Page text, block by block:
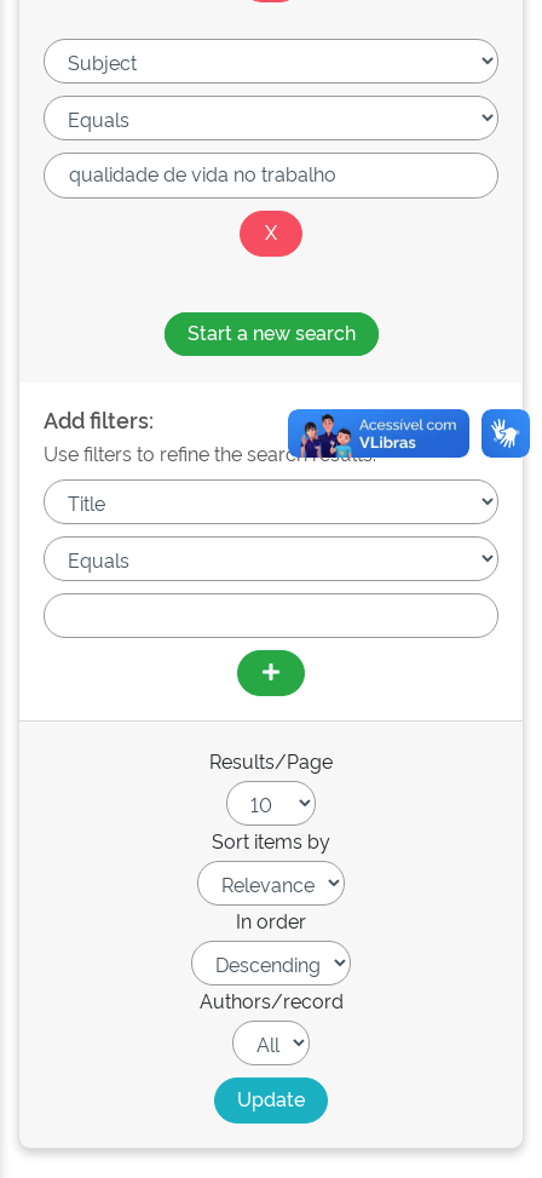
Start a new search
Add filters:
Use filters to refine the search results.
Results/Page
Sort items by
In order
Authors/record